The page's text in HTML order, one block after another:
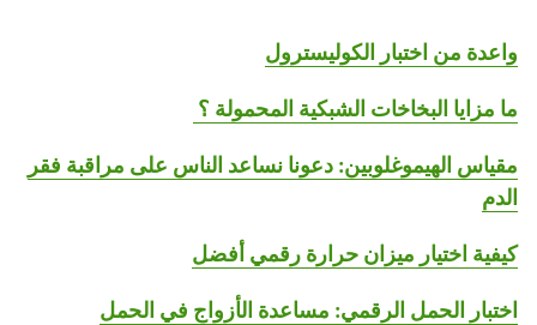
واعدة من اختبار الكوليسترول
ما مزايا البخاخات الشبكية المحمولة ؟
مقياس الهيموغلوبين: دعونا نساعد الناس على مراقبة فقر
الدم
كيفية اختيار ميزان حرارة رقمي أفضل
اختبار الحمل الرقمي: مساعدة الأزواج في الحمل